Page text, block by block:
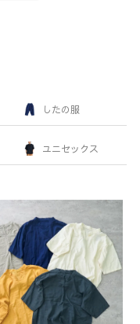
したの服
ユニセックス